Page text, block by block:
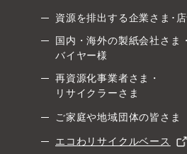
資源を排出する企業さま･店
国内・海外の製紙会社さま・
バイヤー様
再資源化事業者さま・
リサイクラーさま
ご家庭や地域団体の皆さま
エコわリサイクルベース